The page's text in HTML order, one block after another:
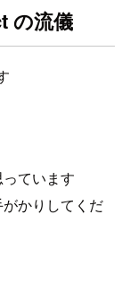
の流儀
ています
かりしてくだ